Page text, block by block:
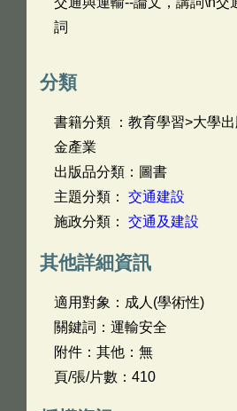
詞
分類
書籍分類 ：教育學習>大學
金產業
出版品分類：圖書
主題分類： 交通建設
施政分類： 交通及建設
其他詳細資訊
適用對象：成人(學術性)
關鍵詞：運輸安全
附件：其他：無
頁/張/片數：410